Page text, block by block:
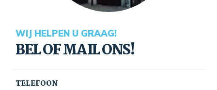
WIJ HELPEN U GRAAG!
BEL OF MAIL ONS!
TELEFOON